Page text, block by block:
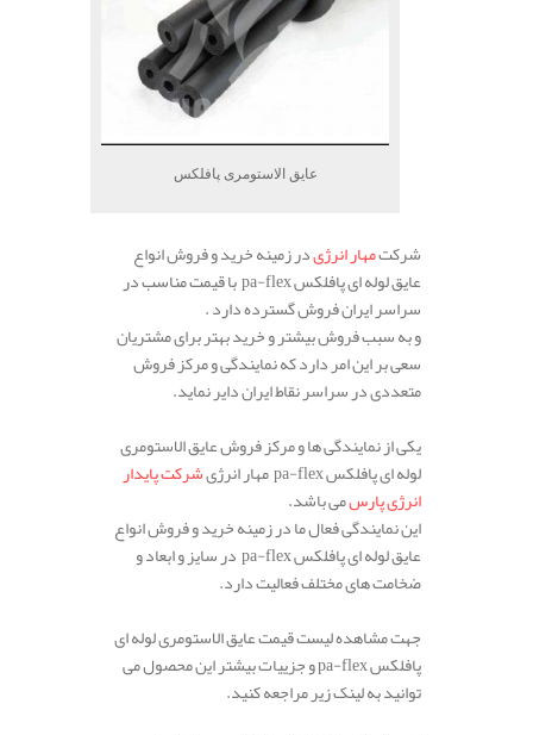
عایق الاستومری پافلکس
شرکتمهار انرژیدر زمینه خرید و فروش انواع
عایق لوله ای پافلکس pa-flex با قیمت مناسب در
سراسر ایران فروش گسترده دارد .
و به سبب فروش بیشتر و خرید بهتر برای مشتریان
سعی بر این امر دارد که نمایندگی و مرکز فروش
متعددی در سراسر نقاط ایران دایر نماید.
یکی از نمایندگی ها و مرکز فروش عایق الاستومری
لوله ای پافلکس pa-flex مهار انرژی
شرکت پایدار
انرژی پارسمی باشد.
این نمایندگی فعال ما در زمینه خرید و فروش انواع
عایق لوله ای پافلکس pa-flex در سایز و ابعاد و
ضخامت های مختلف فعالیت دارد.
جهت مشاهده لیست قیمت عایق الاستومری لوله ای
پافلکس pa-flex و جزییات بیشتر این محصول می
توانید به لینک زیر مراجعه کنید.